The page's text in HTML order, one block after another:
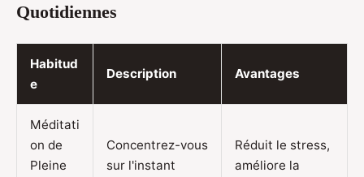
Quotidiennes
Habitud
e
Description Avantages
Méditati
on de
Pleine
Concentrez-vous
sur l'instant
Réduit le stress,
améliore la